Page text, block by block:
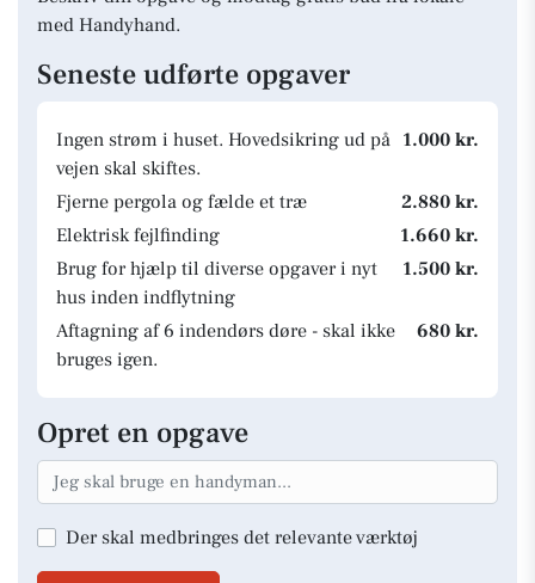
med Handyhand.
Seneste udførte opgaver
Ingen strøm i huset. Hovedsikring ud på
vejen skal skiftes.
1.000 kr.
Fjerne pergola og fælde et træ
2.880 kr.
Elektrisk fejlfinding
1.660 kr.
Brug for hjælp til diverse opgaver i nyt
hus inden indflytning
1.500 kr.
Aftagning af 6 indendørs døre - skal ikke
bruges igen.
680 kr.
Opret en opgave
Der skal medbringes det relevante værktøj